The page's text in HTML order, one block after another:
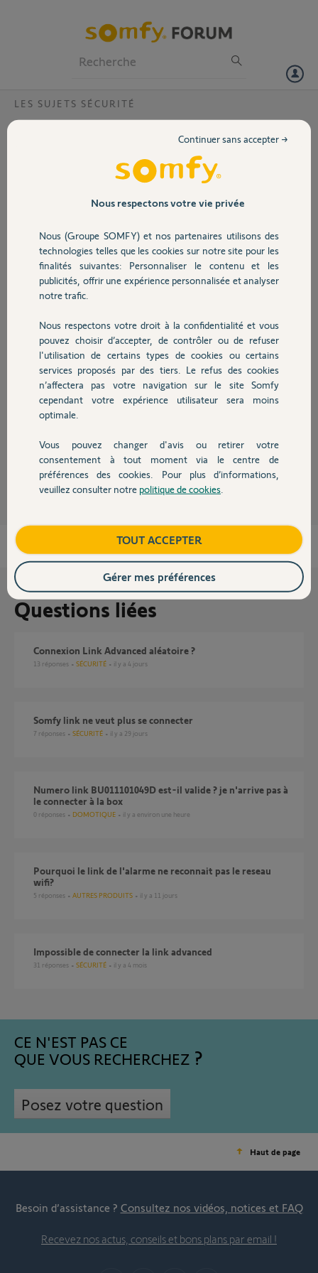
Volet
Sécurité
Domotique
Chauffage
Autres produits
Devis avec un pro
Contact
LES SUJETS SÉCURITÉ
Connexion link par intermittence ?
Bonjour, j'ai mon link qui perd sa connexion par intermittence et qui
se rétablit au bout de 5 à 10 minutes régulièrement depuis 2 jours
alors que sa fonctionnait bien
didier L.
il y a presque 4 ans
Participer au fil de discussion
Réponses
Vérifier que votre opérateur internet n'a pas activé le WIFI 5 ou 6 sur
votre box.
JACKY M. il y a presque 4 ans
Questions liées
Connexion Link Advanced aléatoire ?
13 réponses SÉCURITÉ il y a 4 jours
Somfy link ne veut plus se connecter
7 réponses SÉCURITÉ il y a 29 jours
numero link BU011101049D est-il valide ? je n'arrive pas à
le connecter à la box
0 réponses DOMOTIQUE il y a environ une heure
Pourquoi le link de l'alarme ne reconnait pas le reseau
wifi?
5 réponses AUTRES PRODUITS il y a 11 jours
Impossible de connecter la link advanced
31 réponses SÉCURITÉ il y a 4 mois
CE N'EST PAS CE
QUE VOUS RECHERCHEZ
Posez votre question
Haut de page
Besoin d’assistance ? Consultez nos vidéos, notices et FAQ
Recevez nos actus, conseils et bons plans par email !
Nous respectons votre vie privée
Nous (Groupe SOMFY) et nos partenaires utilisons des
technologies telles que les cookies sur notre site pour les
finalités suivantes: Personnaliser le contenu et les
publicités, offrir une expérience personnalisée et analyser
notre trafic.
Nous respectons votre droit à la confidentialité et vous
pouvez choisir d’accepter, de contrôler ou de refuser
l'utilisation de certains types de cookies ou certains
services proposés par des tiers. Le refus des cookies
n’affectera pas votre navigation sur le site Somfy
cependant votre expérience utilisateur sera moins
optimale.
Vous pouvez changer d'avis ou retirer votre
consentement à tout moment via le centre de
préférences des cookies. Pour plus d’informations,
veuillez consulter notre politique de cookies
Continuer sans accepter →
TOUT ACCEPTER
Gérer mes préférences